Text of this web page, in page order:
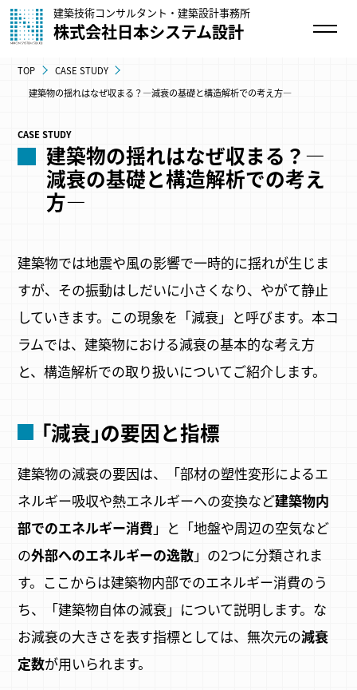
建築技術コンサルタント・建築設計事務所
株式会社日本システム設計
TOP
CASE STUDY
建築物の揺れはなぜ収まる？―減衰の基礎と構造解析での考え方―
CASE STUDY
建築物の揺れはなぜ収まる？―
減衰の基礎と構造解析での考え
方―
建築物では地震や風の影響で一時的に揺れが生じま
すが、その振動はしだいに小さくなり、やがて静止
していきます。この現象を「減衰」と呼びます。本コ
ラムでは、建築物における減衰の基本的な考え方
と、構造解析での取り扱いについてご紹介します。
｢減衰｣の要因と指標
建築物の減衰の要因は、「部材の塑性変形によるエ
ネルギー吸収や熱エネルギーへの変換など建築物内
部でのエネルギー消費 」と「地盤や周辺の空気など
の外部へのエネルギーの逸散」の2つに分類されま
す。ここからは建築物内部でのエネルギー消費のう
ち、「建築物自体の減衰」について説明します。な
お減衰の大きさを表す指標としては、無次元の減衰
定数が用いられます。